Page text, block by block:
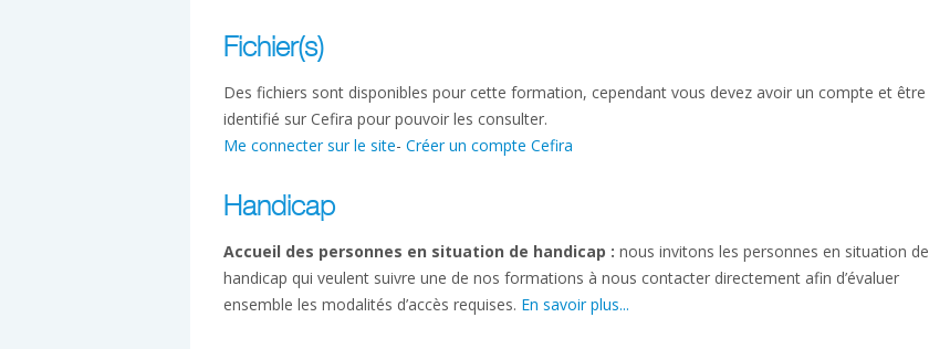
Fichier(s)
Des fichiers sont disponibles pour cette formation, cependant vous devez avoir un compte et être
identifié sur Cefira pour pouvoir les consulter.
Me connecter sur le site- Créer un compte Cefira
Handicap
Accueil des personnes en situation de handicap : nous invitons les personnes en situation de
handicap qui veulent suivre une de nos formations à nous contacter directement afin d’évaluer
ensemble les modalités d’accès requises. En savoir plus...